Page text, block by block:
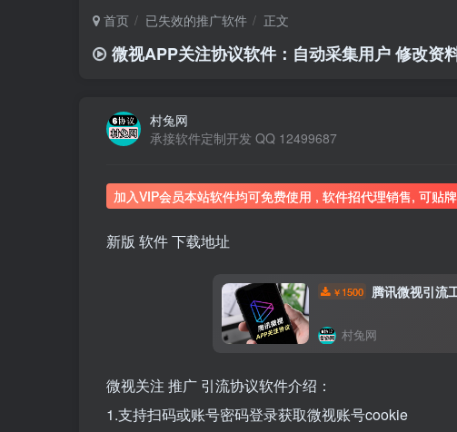
首页 已失效的推广软件 正文
微视APP关注协议软件：自动采集用户 修改资
村兔网
承接软件定制开发 QQ 12499687
加入VIP会员本站软件均可免费使用 , 软件招代理销售, 可贴
新版 软件下载地址
￥ 1500 腾讯微视引流
村兔网
微视关注 推广 引流协议软件介绍：
1.支持扫码或账号密码登录获取微视账号cookie